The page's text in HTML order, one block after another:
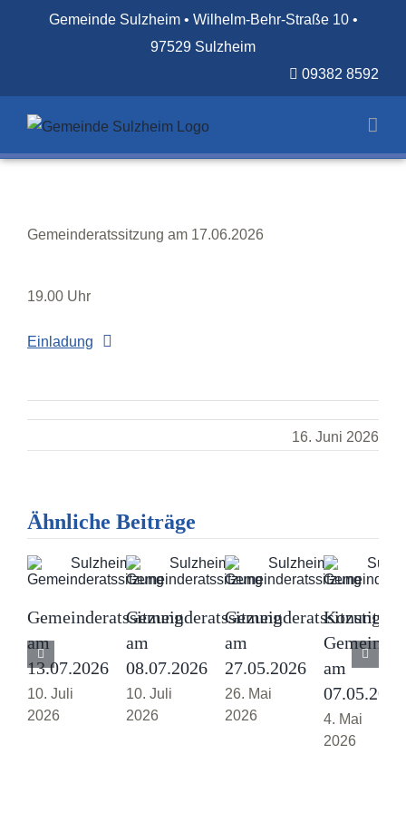
Gemeinde Sulzheim • Wilhelm-Behr-Straße 10 •
97529 Sulzheim
09382 8592
Gemeinderatssitzung am 17.06.2026
19.00 Uhr
Einladung
16. Juni 2026
Ähnliche Beiträge
Gemeinderatssitzung
am
13.07.2026
10. Juli
2026
Gemeinderatssitzung
am
08.07.2026
10. Juli
2026
Gemeinderatssitzung
am
27.05.2026
26. Mai
2026
am
07.05.2026
4. Mai
2026